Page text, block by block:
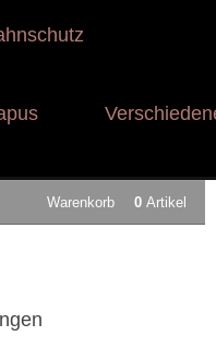
Warenkorb 0 Artikel